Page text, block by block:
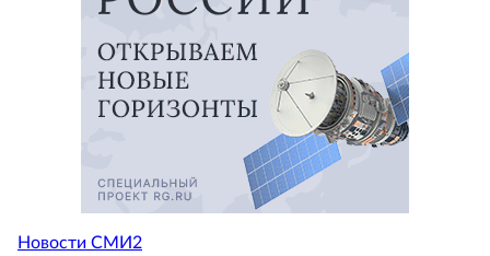
Новости СМИ2